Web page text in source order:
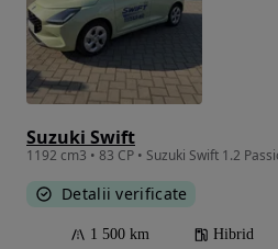
Suzuki Swift
1192 cm3 • 83 CP • Suzuki Swift 1.2
Detalii verificate
1 500 km Hibrid